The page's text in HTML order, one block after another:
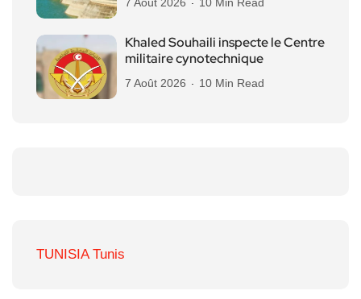
Khaled Souhaili inspecte le Centre
militaire cynotechnique
7 Août 2026 10 Min Read
TUNISIA Tunis